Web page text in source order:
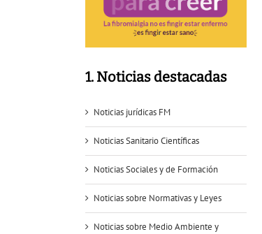
1. Noticias destacadas
Noticias jurídicas FM
Noticias Sanitario Científicas
Noticias Sociales y de Formación
Noticias sobre Normativas y Leyes
Noticias sobre Medio Ambiente y